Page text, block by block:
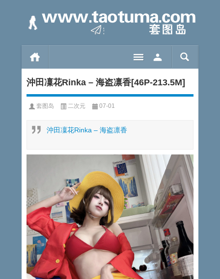
沖田凜花Rinka – 海盗凛香[46P-213.5M]
套图岛 二次元 07-01
沖田凜花Rinka – 海盗凛香